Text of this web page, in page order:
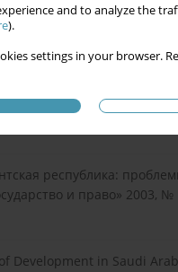
and to analyze the
).
settings in your browser.
теоретические и
республика:
и право» 2003, №
Development in Saudi